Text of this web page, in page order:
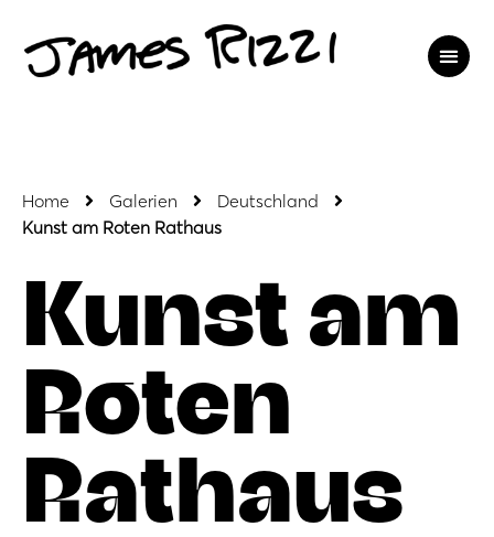
Home Galerien
Deutschland
Kunst am Roten Rathaus
Kunst am
Roten
Rathaus